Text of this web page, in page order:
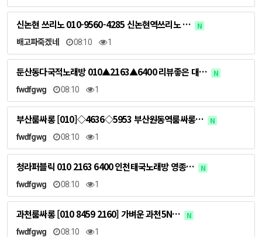
신논현 쓰리노 010-9560-4285 신논현역쓰리노 … N
배고파죽겠네 08:10 1
둔산동다국적노래방 010▲2163▲6400 리뷰좋은 대… N
fwdfgwg 08:10 1
부산룸싸롱 [010]◇4636◇5953 부산원동역룸싸롱… N
fwdfgwg 08:10 1
청라퍼블릭 010 2163 6400 인천태국노래방 영종… N
fwdfgwg 08:10 1
과천룸싸롱 [010 8459 2160] 가벼운 과천5N… N
fwdfgwg 08:10 1